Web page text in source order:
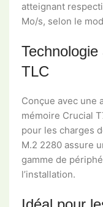
atteignant
Mo/s, selon le
TLC
Conçue avec une
mémoire Crucial
pour les charges
M.2 2280 assure
gamme de
l’installation.